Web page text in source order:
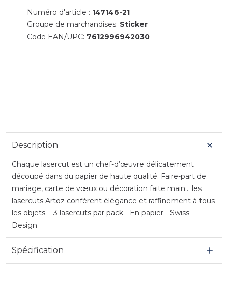
Numéro d'article : 147146-21
Groupe de marchandises: Sticker
Code EAN/UPC: 7612996942030
Description
Chaque lasercut est un chef-d’œuvre délicatement
découpé dans du papier de haute qualité. Faire-part de
mariage, carte de vœux ou décoration faite main... les
lasercuts Artoz confèrent élégance et raffinement à tous
les objets. - 3 lasercuts par pack - En papier - Swiss
Design
Spécification